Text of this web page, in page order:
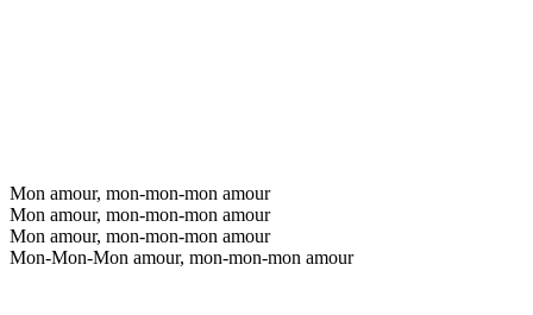
Mon amour, mon-mon-mon amour
Mon amour, mon-mon-mon amour
Mon amour, mon-mon-mon amour
Mon-Mon-Mon amour, mon-mon-mon amour